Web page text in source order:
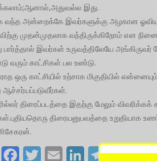
இது.
வந்த அன்றைக்கே இவர்களுக்கு அழகான
முதன்முதலாக வந்திருக்கிறோம் என
பார்த்தால் இவர்கள் உருவத்திலேயே அங்கிருவர்
வரும் காட்சிகள் பல உண்டு.
ஒரு காட்சியில் உற்சாக மிகுதியில்
ஆச்சர்யப்படுவீர்கள்.
திரைப்படத்தை இதற்கு மேலும்
திரையனுபவத்தை உறுதியாக
W
T
S